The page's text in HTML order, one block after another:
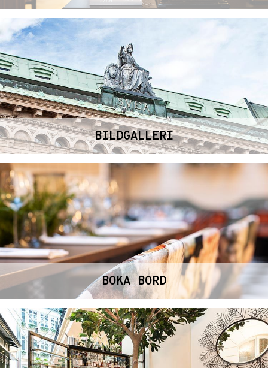
BILDGALLERI
BOKA BORD